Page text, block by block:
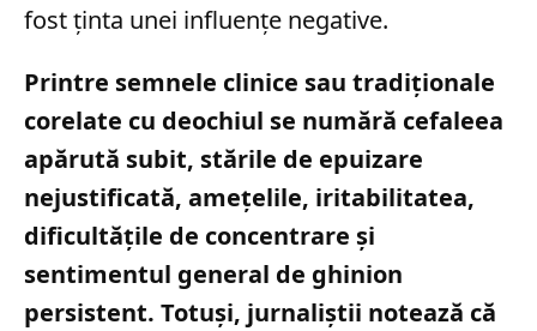
fost ținta unei influențe negative.
Printre semnele clinice sau tradiționale
corelate cu deochiul se numără cefaleea
apărută subit, stările de epuizare
nejustificată, amețelile, iritabilitatea,
dificultățile de concentrare și
sentimentul general de ghinion
persistent. Totuși, jurnaliștii notează că